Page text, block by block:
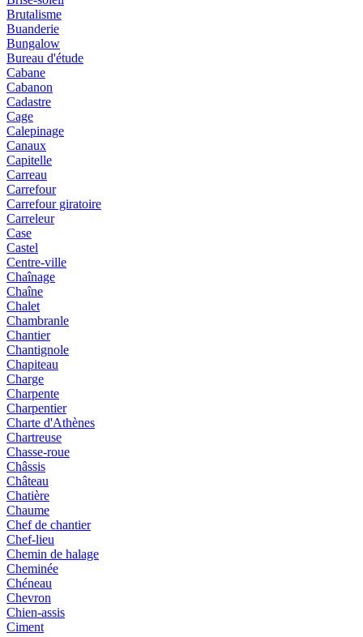
Brutalisme
Buanderie
Bungalow
Bureau d'étude
Cabane
Cabanon
Cadastre
Cage
Calepinage
Canaux
Capitelle
Carreau
Carrefour
Carrefour giratoire
Carreleur
Case
Castel
Centre-ville
Chaînage
Chaîne
Chalet
Chambranle
Chantier
Chantignole
Chapiteau
Charge
Charpente
Charpentier
Charte d'Athènes
Chartreuse
Chasse-roue
Châssis
Château
Chatière
Chaume
Chef de chantier
Chef-lieu
Chemin de halage
Cheminée
Chéneau
Chevron
Chien-assis
Ciment